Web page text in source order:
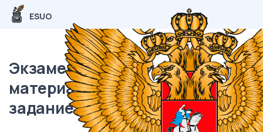
ESUO
Экзаменационный (типовой)
материал ОГЭ / Химия / 20
задание (24) / 71